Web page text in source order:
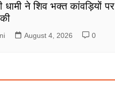
धामी ने शिव भक्त कांवड़ियों पर
August 4, 2026 0